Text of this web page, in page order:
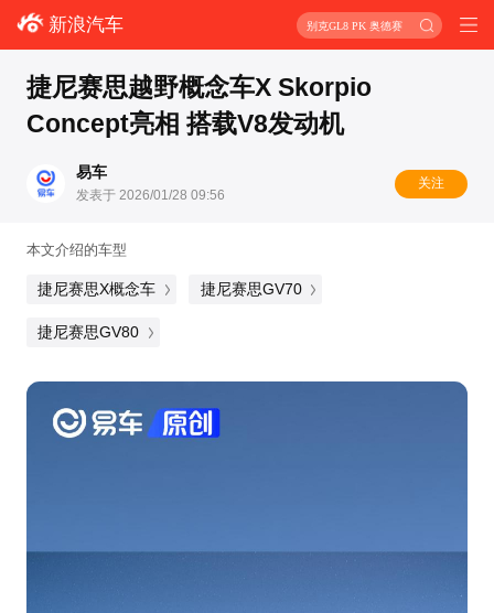
新浪汽车 别克GL8 PK 奥德赛
捷尼赛思越野概念车X Skorpio
Concept亮相 搭载V8发动机
易车
发表于 2026/01/28 09:56
关注
本文介绍的车型
捷尼赛思X概念车 捷尼赛思GV70
捷尼赛思GV80